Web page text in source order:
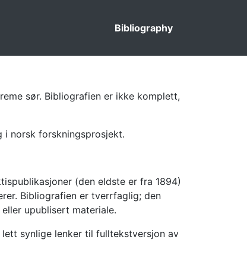
Bibliography
sør. Bibliografien er ikke komplett,
i norsk forskningsprosjekt.
(den eldste er fra 1894)
Bibliografien er tverrfaglig; den
upublisert materiale.
synlige lenker til fulltekstversjon av